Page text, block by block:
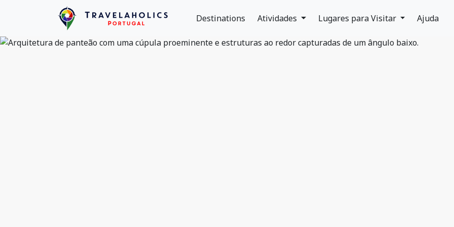
Destinations Atividades Lugares para Visitar Ajuda